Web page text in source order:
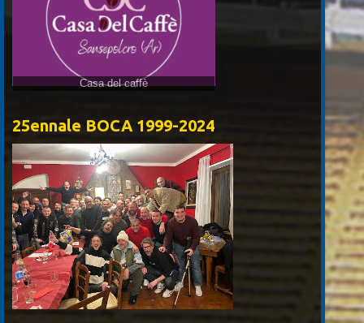
Casa del caffè
25ennale BOCA 1999-2024